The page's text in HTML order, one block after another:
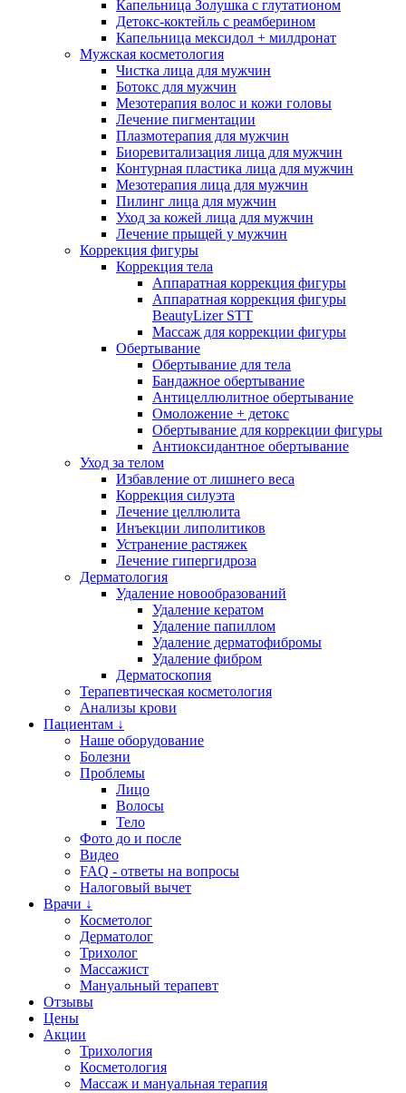
Капельница Золушка с глутатионом
Детокс-коктейль с реамберином
Капельница мексидол + милдронат
Мужская косметология
Чистка лица для мужчин
Ботокс для мужчин
Мезотерапия волос и кожи головы
Лечение пигментации
Плазмотерапия для мужчин
Биоревитализация лица для мужчин
Контурная пластика лица для мужчин
Мезотерапия лица для мужчин
Пилинг лица для мужчин
Уход за кожей лица для мужчин
Лечение прыщей у мужчин
Коррекция фигуры
Коррекция тела
Аппаратная коррекция фигуры
Аппаратная коррекция фигуры
BeautyLizer STT
Массаж для коррекции фигуры
Обертывание
Обертывание для тела
Бандажное обертывание
Антицеллюлитное обертывание
Омоложение + детокс
Обертывание для коррекции фигуры
Антиоксидантное обертывание
Уход за телом
Избавление от лишнего веса
Коррекция силуэта
Лечение целлюлита
Инъекции липолитиков
Устранение растяжек
Лечение гипергидроза
Дерматология
Удаление новообразований
Удаление кератом
Удаление папиллом
Удаление дерматофибромы
Удаление фибром
Дерматоскопия
Терапевтическая косметология
Анализы крови
Пациентам ↓
Наше оборудование
Болезни
Проблемы
Лицо
Волосы
Тело
Фото до и после
Видео
FAQ - ответы на вопросы
Налоговый вычет
Врачи ↓
Косметолог
Дерматолог
Трихолог
Массажист
Мануальный терапевт
Отзывы
Цены
Акции
Трихология
Косметология
Массаж и мануальная терапия